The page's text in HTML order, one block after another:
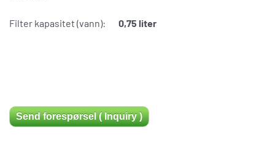
Filter kapasitet (vann): 0,75 liter
Send forespørsel ( Inquiry )